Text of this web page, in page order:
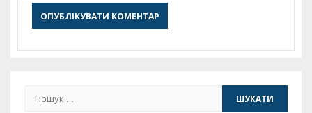
Пошук: